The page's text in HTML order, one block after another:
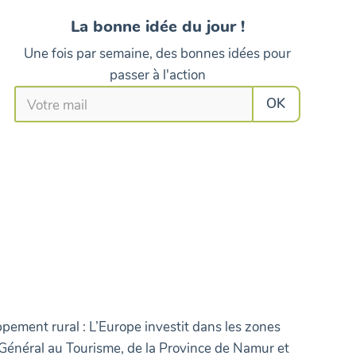
et
[par
le-
l’Entre-
2027. Au
les
sens et
mieux
pour les
dans
?
La bonne idée du jour !
Une fois par semaine, des bonnes idées pour
passer à l'action
rural : L’Europe investit dans les zones
au Tourisme, de la Province de Namur et